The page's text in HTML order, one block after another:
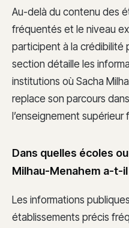
Au-delà du contenu des
fréquentés et le niveau
participent à la crédibilité
section détaille les
institutions où Sacha
replace son parcours
l’enseignement supérieur
Dans quelles écoles
Milhau-Menahem a-t-
Les informations
établissements précis